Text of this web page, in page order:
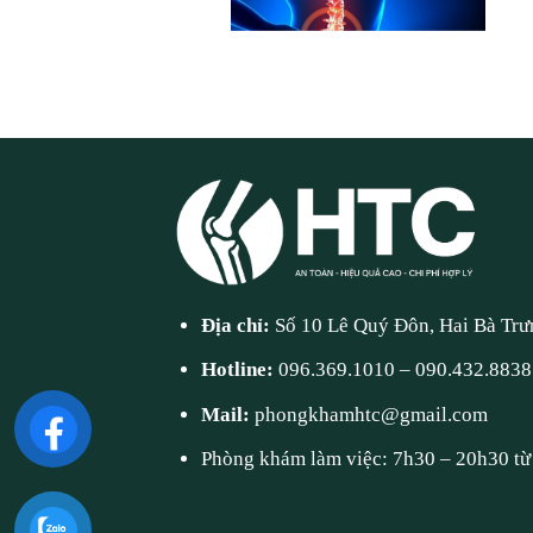
Địa chỉ: Số 10 Lê Quý Đôn, Hai Bà
Hotline:096.369.1010 –090.432.8838
Mail:phongkhamhtc@gmail.com
Phòng khám làm việc: 7h30 – 20h30